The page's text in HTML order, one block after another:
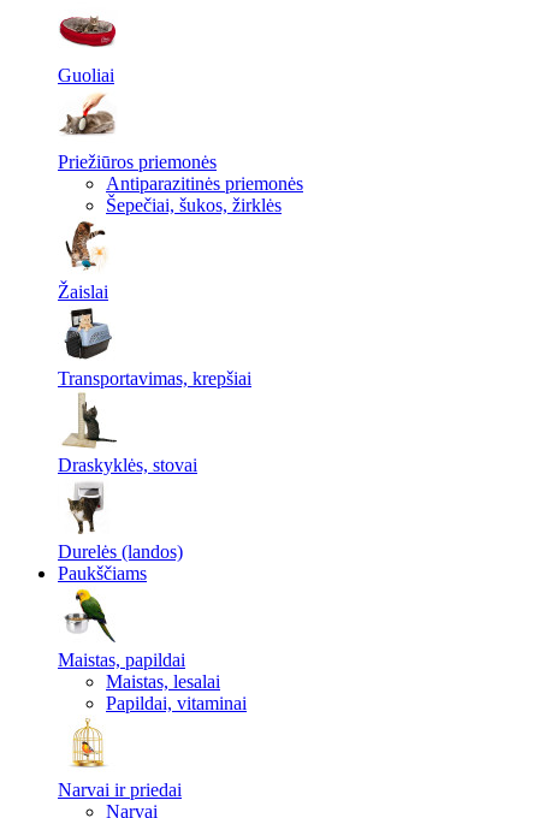
Guoliai
Priežiūros priemonės
Antiparazitinės priemonės
Šepečiai, šukos, žirklės
Žaislai
Transportavimas, krepšiai
Draskyklės, stovai
Durelės (landos)
Paukščiams
Maistas, papildai
Maistas, lesalai
Papildai, vitaminai
Narvai ir priedai
Narvai